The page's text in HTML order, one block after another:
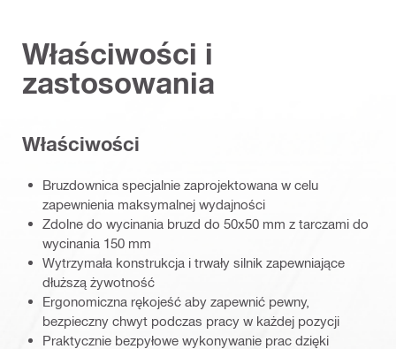
Właściwości i
zastosowania
Właściwości
Bruzdownica specjalnie zaprojektowana w celu
zapewnienia maksymalnej wydajności
Zdolne do wycinania bruzd do 50x50 mm z tarczami do
wycinania 150 mm
Wytrzymała konstrukcja i trwały silnik zapewniające
dłuższą żywotność
Ergonomiczna rękojeść aby zapewnić pewny,
bezpieczny chwyt podczas pracy w każdej pozycji
Praktycznie bezpyłowe wykonywanie prac dzięki